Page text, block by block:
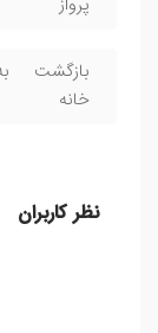
بازگشت
خانه
نظر کاربران